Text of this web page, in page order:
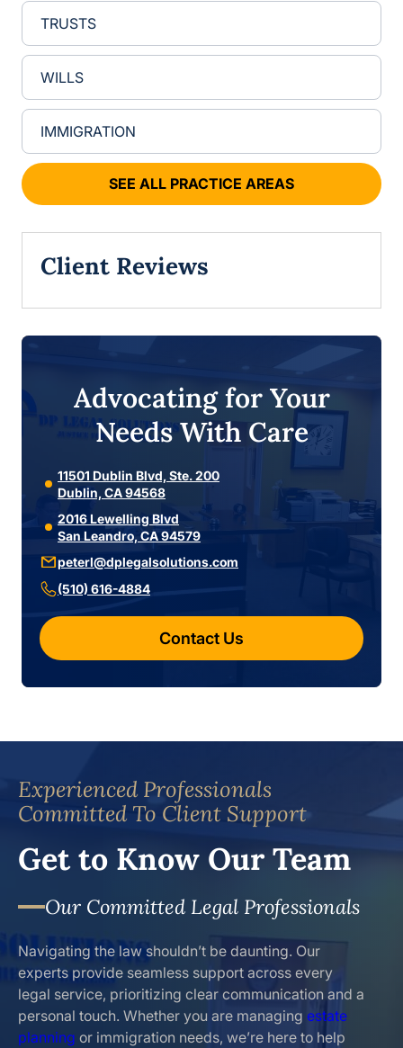
TRUSTS
WILLS
IMMIGRATION
SEE ALL PRACTICE AREAS
Client Reviews
Advocating for Your
Needs With Care
11501 Dublin Blvd, Ste. 200
Dublin, CA 94568
2016 Lewelling Blvd
San Leandro, CA 94579
peterl@dplegalsolutions.com
(510) 616-4884
Contact Us
Experienced Professionals
Committed To Client Support
Get to Know Our Team
Our Committed Legal Professionals
Navigating the law shouldn’t be daunting. Our
experts provide seamless support across every
legal service, prioritizing clear communication and a
personal touch. Whether you are managing estate
planning or immigration needs, we’re here to help